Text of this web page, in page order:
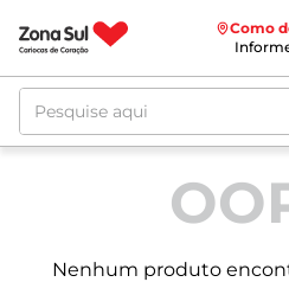
Como
Pesquise aqui
Nenhum produto